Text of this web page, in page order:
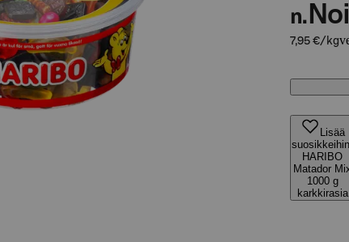
n.
7,95 €/kg
Lisää
HARIBO
Matador
1000 g
karkkirasia